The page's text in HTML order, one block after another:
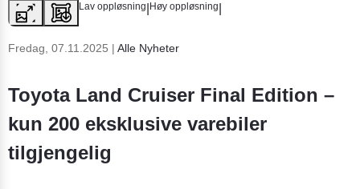
Lav oppløsning Høy oppløsning
Fredag, 07.11.2025 | Alle Nyheter
Toyota Land Cruiser Final Edition –
kun 200 eksklusive varebiler
tilgjengelig